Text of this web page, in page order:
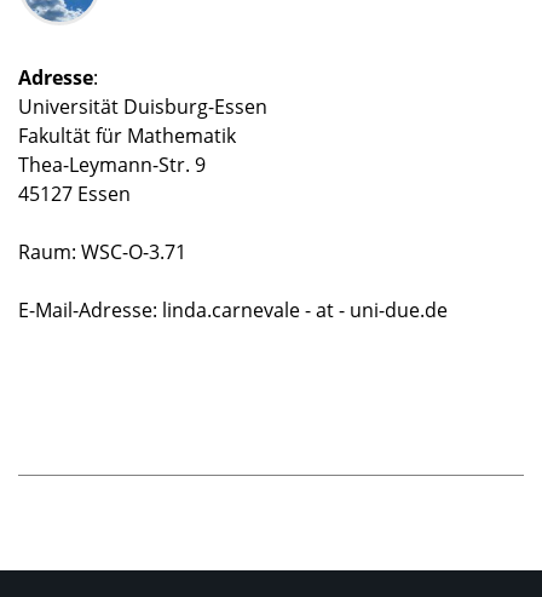
Adresse:
Universität Duisburg-Essen
Fakultät für Mathematik
Thea-Leymann-Str. 9
45127 Essen
Raum: WSC-O-3.71
E-Mail-Adresse: linda.carnevale - at - uni-due.de